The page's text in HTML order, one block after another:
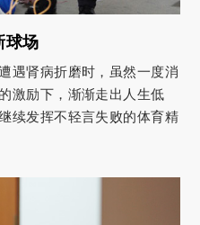
球场
遇肾病折磨时，虽然一度消
激励下，渐渐走出人生低
续发挥不轻言失败的体育精